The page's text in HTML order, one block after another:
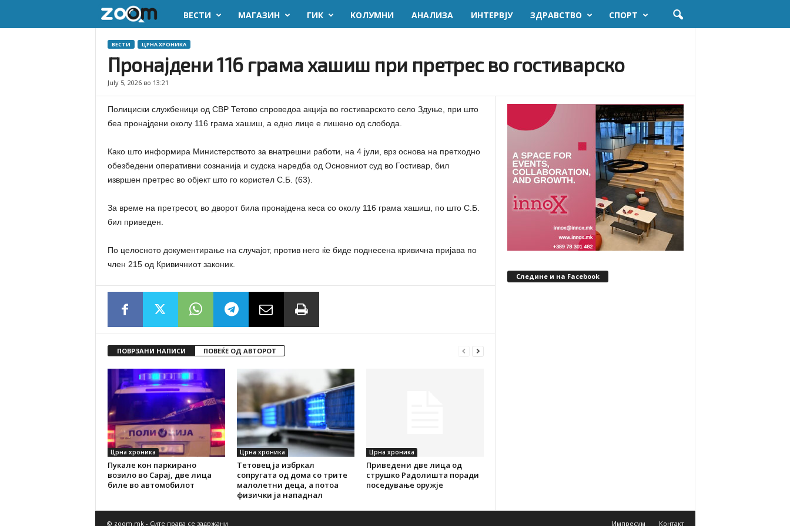
o
o
k
ВЕСТИ МАГАЗИН ГИК KОЛУМНИ AНАЛИЗА ИНТЕРВЈУ ЗДРАВСТВО СПОРТ
ВЕСТИ ЦРНА ХРОНИКА
Пронајдени 116 грама хашиш при претрес во гостиварско
July 5, 2026 во 13:21
Полициски службеници од СВР Тетово спроведоа акција во гостиварското село Здуње, при што
беа пронајдени околу 116 грама хашиш, а едно лице е лишено од слобода.
Како што информира Министерството за внатрешни работи, на 4 јули, врз основа на претходно
обезбедени оперативни сознанија и судска наредба од Основниот суд во Гостивар, бил
извршен претрес во објект што го користел С.Б. (63).
За време на претресот, во дворот била пронајдена кеса со околу 116 грама хашиш, по што С.Б.
бил приведен.
По целосното документирање на случајот, против него ќе биде поднесена кривична пријава по
член 215 од Кривичниот законик.
ПОВРЗАНИ НАПИСИ ПОВЕЌЕ ОД АВТОРОТ
Црна хроника
Пукале кон паркирано
возило во Сарај, две лица
биле во автомобилот
Црна хроника
Тетовец ја избркал
сопругата од дома со трите
малолетни деца, а потоа
физички ја нападнал
Црна хроника
Приведени две лица од
струшко Радолишта поради
поседување оружје
Следине и на Facebook
Импресум Контакт
© zoom.mk - Сите права се задржани